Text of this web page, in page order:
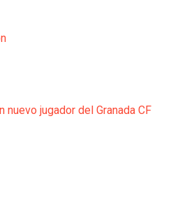
jugador del Granada CF